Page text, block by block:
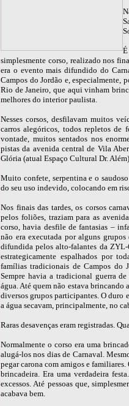
simplesmente corso, realizado nos
era o evento mais difundido do
Campos do Jordão e, especialmente,
Rio de Janeiro, que aqui vinham
melhores do interior paulista.
Nesses corsos, desfilavam muitos
carros alegóricos, todos repletos de
vontade, muitos sentados nos
pistas da avenida central de Vila
Glória (atual Espaço Cultural Dr.
Muito confete, serpentina e o
do seu uso indevido, colocando em
Nos finais das tardes, os corsos
pelos foliões, traziam para as
corso, havia desfile de fantasias –
não era executada por alguns
difundida pelos alto-falantes da
estrategicamente espalhados por
famílias tradicionais de Campos do
Sempre havia a tradicional guerra
água. Até quem não estava brincando
diversos grupos participantes. O duro
a água secavam, principalmente, no
Raras desavenças eram registradas.
Normalmente o corso era uma
alugá-los nos dias de Carnaval.
pegar carona com amigos e familiares.
brincadeira. Era uma verdadeira
excessos. Até pessoas que,
acabava bem.